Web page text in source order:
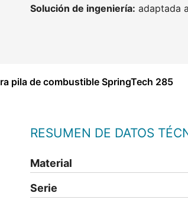
Solución de ingeniería: adaptada
pila de combustible SpringTech 285
RESUMEN DE DATOS
Material
Serie